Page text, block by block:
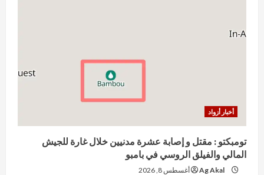
أخبار أزواد
تومبكتو : مقتل و إصابة عشرة مدنيين خلال غارة للجيش
المالي والفيلق الروسي في بامبو
Ag Akal أغسطس 8, 2026